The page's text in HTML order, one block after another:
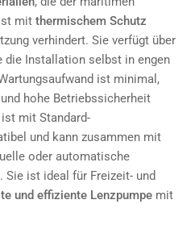
mit thermischem Schutz
verhindert. Sie verfügt über
die Installation selbst in engen
ist minimal,
hohe Betriebssicherheit
mit Standard-
und kann zusammen mit
oder automatische
Sie ist ideal für Freizeit- und
und effiziente Lenzpumpe mit